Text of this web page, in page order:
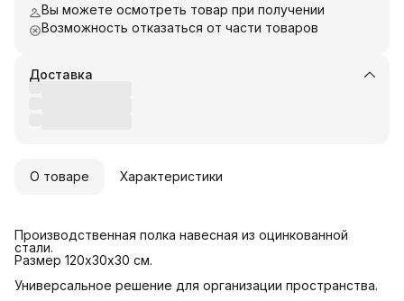
Вы можете осмотреть товар при получении
Возможность отказаться от части товаров
Доставка
О товаре Характеристики
Производственная полка навесная из оцинкованной
стали.
Размер 120х30х30 см.
Универсальное решение для организации пространства.